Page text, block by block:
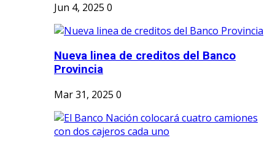
Jun 4, 2025 0
Nueva linea de creditos del Banco
Provincia
Mar 31, 2025 0